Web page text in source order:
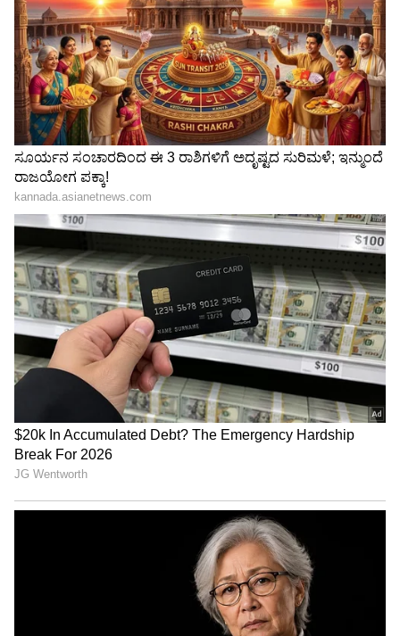
LATEST VIDEOS
"ರಾಜಕೀಯ ಬೇಡ, ಸಿನಿಮಾನೇ ಪ್ರಾಣ":
ಕನಕೋತ್ಸವದಲ್ಲಿ ರಿಷಬ್ ಶೆಟ್ಟಿ | Rishab
Shetty speech | Suvarna News
ಶೇ.50 ರಿಂದ ಶೇ.18 ಕ್ಕೆ TAX ಇಳಿಕೆ: ಮೋದಿ-
ಟ್ರಂಪ್ ಐತಿಹಾಸಿಕ ಒಪ್ಪಂದ | India US
Trade Deal | Party Rounds